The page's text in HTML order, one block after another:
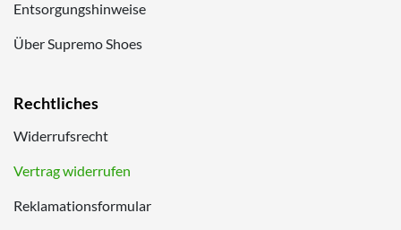
Entsorgungshinweise
Über Supremo Shoes
Rechtliches
Widerrufsrecht
Vertrag widerrufen
Reklamationsformular